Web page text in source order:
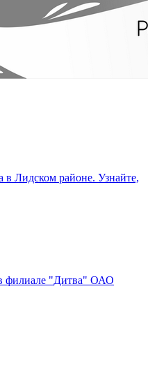
в Лидском районе. Узнайте,
филиале "Дитва" ОАО